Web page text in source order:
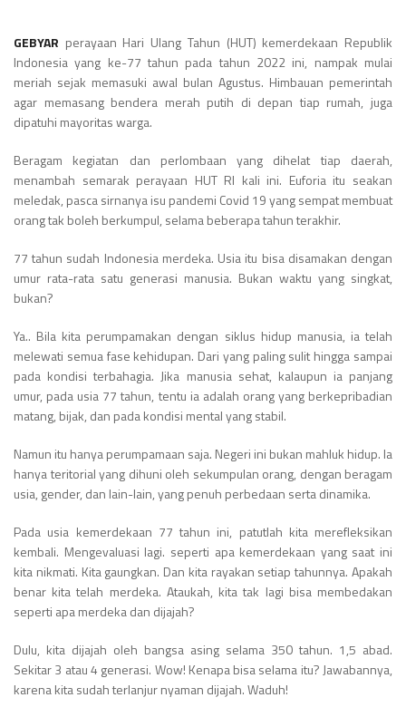
GEBYAR perayaan Hari Ulang Tahun (HUT) kemerdekaan Republik
Indonesia yang ke-77 tahun pada tahun 2022 ini, nampak mulai
meriah sejak memasuki awal bulan Agustus. Himbauan pemerintah
agar memasang bendera merah putih di depan tiap rumah, juga
dipatuhi mayoritas warga.
Beragam kegiatan dan perlombaan yang dihelat tiap daerah,
menambah semarak perayaan HUT RI kali ini. Euforia itu seakan
meledak, pasca sirnanya isu pandemi Covid 19 yang sempat membuat
orang tak boleh berkumpul, selama beberapa tahun terakhir.
77 tahun sudah Indonesia merdeka. Usia itu bisa disamakan dengan
umur rata-rata satu generasi manusia. Bukan waktu yang singkat,
bukan?
Ya.. Bila kita perumpamakan dengan siklus hidup manusia, ia telah
melewati semua fase kehidupan. Dari yang paling sulit hingga sampai
pada kondisi terbahagia. Jika manusia sehat, kalaupun ia panjang
umur, pada usia 77 tahun, tentu ia adalah orang yang berkepribadian
matang, bijak, dan pada kondisi mental yang stabil.
Namun itu hanya perumpamaan saja. Negeri ini bukan mahluk hidup. Ia
hanya teritorial yang dihuni oleh sekumpulan orang, dengan beragam
usia, gender, dan lain-lain, yang penuh perbedaan serta dinamika.
Pada usia kemerdekaan 77 tahun ini, patutlah kita merefleksikan
kembali. Mengevaluasi lagi. seperti apa kemerdekaan yang saat ini
kita nikmati. Kita gaungkan. Dan kita rayakan setiap tahunnya. Apakah
benar kita telah merdeka. Ataukah, kita tak lagi bisa membedakan
seperti apa merdeka dan dijajah?
Dulu, kita dijajah oleh bangsa asing selama 350 tahun. 1,5 abad.
Sekitar 3 atau 4 generasi. Wow! Kenapa bisa selama itu? Jawabannya,
karena kita sudah terlanjur nyaman dijajah. Waduh!